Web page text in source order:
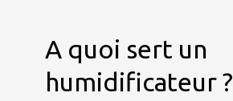
A quoi sert un
humidificateur ?